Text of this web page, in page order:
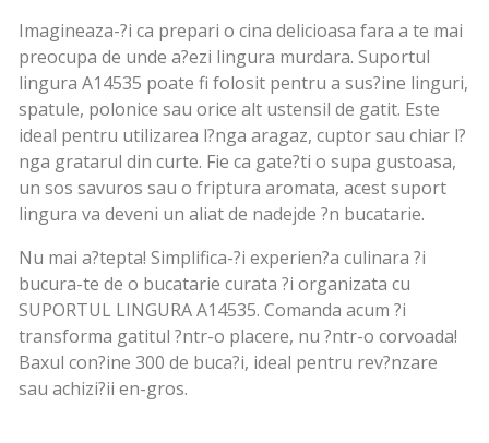
Imagineaza-?i ca prepari o cina delicioasa fara a te mai
preocupa de unde a?ezi lingura murdara. Suportul
lingura A14535 poate fi folosit pentru a sus?ine linguri,
spatule, polonice sau orice alt ustensil de gatit. Este
ideal pentru utilizarea l?nga aragaz, cuptor sau chiar l?
nga gratarul din curte. Fie ca gate?ti o supa gustoasa,
un sos savuros sau o friptura aromata, acest suport
lingura va deveni un aliat de nadejde ?n bucatarie.
Nu mai a?tepta! Simplifica-?i experien?a culinara ?i
bucura-te de o bucatarie curata ?i organizata cu
SUPORTUL LINGURA A14535. Comanda acum ?i
transforma gatitul ?ntr-o placere, nu ?ntr-o corvoada!
Baxul con?ine 300 de buca?i, ideal pentru rev?nzare
sau achizi?ii en-gros.